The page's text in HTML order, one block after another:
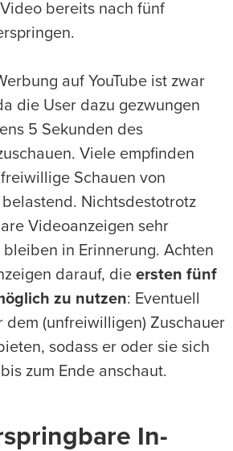
bereits nach fünf
auf YouTube ist zwar
die User dazu gezwungen
5 Sekunden des
Viele empfinden
Schauen von
belastend. Nichtsdestotrotz
Videoanzeigen sehr
in Erinnerung. Achten
darauf, die ersten fünf
zu nutzen: Eventuell
dem (unfreiwilligen) Zuschauer
sodass er oder sie sich
zum Ende anschaut.
In-